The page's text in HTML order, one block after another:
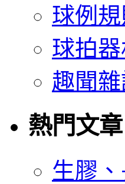
球例規
球拍
趣聞
熱門文章
生膠